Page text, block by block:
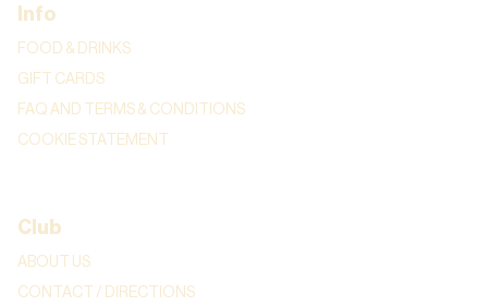
Info
FOOD & DRINKS
GIFT CARDS
FAQ AND TERMS & CONDITIONS
COOKIE STATEMENT
Club
ABOUT US
CONTACT / DIRECTIONS